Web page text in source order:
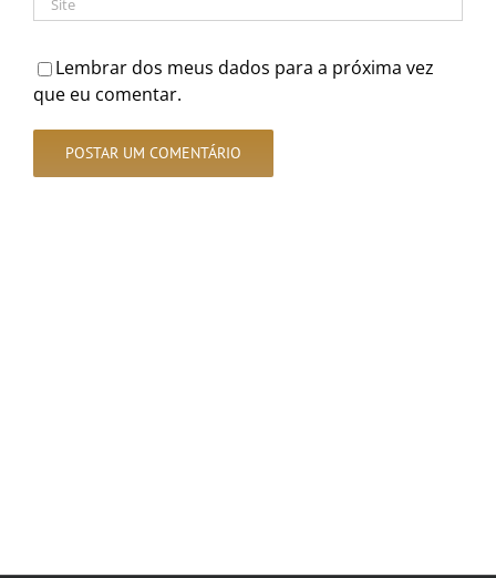
Lembrar dos meus dados para a próxima vez
que eu comentar.